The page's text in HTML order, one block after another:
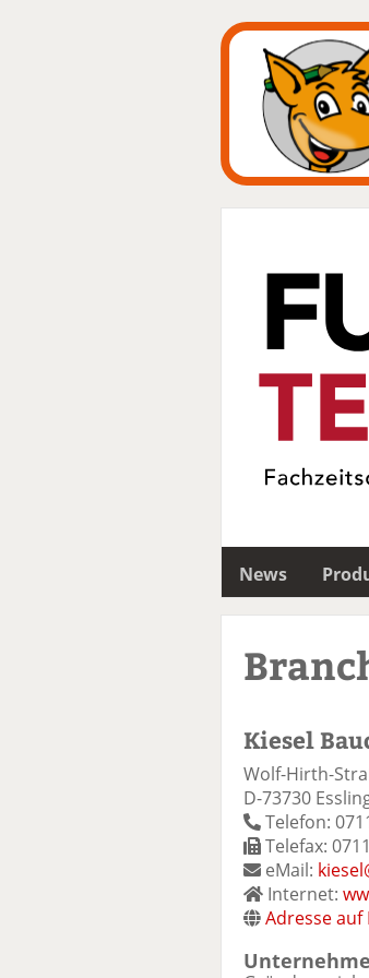
News
Kiesel
Wolf-Hirth-
D-73730
Telefon:
Telefax:
eMail:
Internet:
Adresse auf